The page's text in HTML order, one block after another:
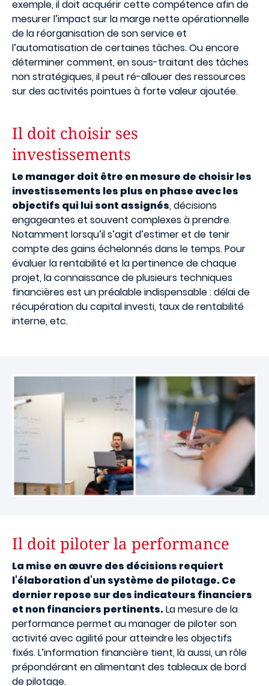
exemple, il doit acquérir cette compétence afin de
mesurer l’impact sur la marge nette opérationnelle
de la réorganisation de son service et
l’automatisation de certaines tâches. Ou encore
déterminer comment, en sous-traitant des tâches
non stratégiques, il peut ré-allouer des ressources
sur des activités pointues à forte valeur ajoutée.
Il doit choisir ses
investissements
Le manager doit être en mesure de choisir les
investissements les plus en phase avec les
objectifs qui lui sont assignés, décisions
engageantes et souvent complexes à prendre.
Notamment lorsqu’il s’agit d’estimer et de tenir
compte des gains échelonnés dans le temps. Pour
évaluer la rentabilité et la pertinence de chaque
projet, la connaissance de plusieurs techniques
financières est un préalable indispensable : délai de
récupération du capital investi, taux de rentabilité
interne, etc.
Il doit piloter la performance
La mise en œuvre des décisions requiert
l’élaboration d’un système de pilotage. Ce
dernier repose sur des indicateurs financiers
et non financiers pertinents.La mesure de la
performance permet au manager de piloter son
activité avec agilité pour atteindre les objectifs
fixés. L’information financière tient, là aussi, un rôle
prépondérant en alimentant des tableaux de bord
de pilotage.